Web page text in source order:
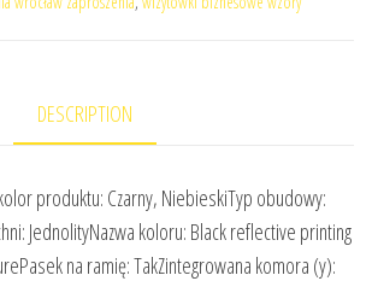
DESCRIPTION
produktu: Czarny, NiebieskiTyp obudowy:
JednolityNazwa koloru: Black reflective printing
na ramię: TakZintegrowana komora (y):